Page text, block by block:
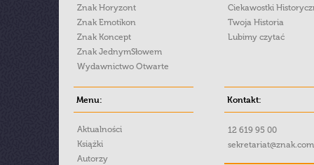
Znak Horyzont
Znak Emotikon
Znak Koncept
Znak JednymSłowem
Wydawnictwo Otwarte
Ciekawostki
Twoja Historia
Lubimy czytać
Menu:
Aktualności
Książki
Autorzy
Kontakt:
12 619 95 00